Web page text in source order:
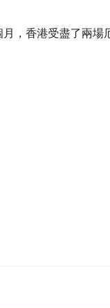
，香港受盡了兩場